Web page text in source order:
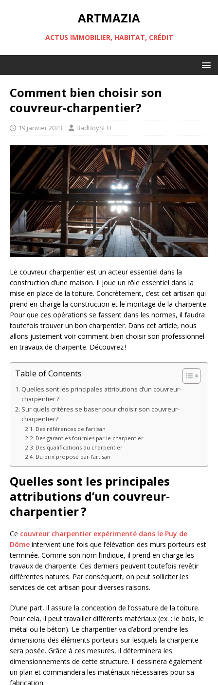
ARTMAZIA
ACTUS IMMOBILIER, HABITAT, CRÉDIT
Comment bien choisir son
couvreur-charpentier?
19 janvier 2023 BadBoySEO
Le couvreur charpentier est un acteur essentiel dans la
construction d’une maison. Il joue un rôle essentiel dans la
mise en place de la toiture. Concrètement, c’est cet artisan qui
prend en charge la construction et le montage de la charpente.
Pour que ces opérations se fassent dans les normes, il faudra
toutefois trouver un bon charpentier. Dans cet article, nous
allons justement voir comment bien choisir son professionnel
en travaux de charpente. Découvrez !
Table of Contents
Quelles sont les principales attributions d’un couvreur-
charpentier ?
Sur quels critères se baser pour choisir son couvreur-
charpentier?
Des références de l’artisan
Des garanties fournies par le charpentier
Des qualifications du charpentier
Du prix proposé par l’artisan
Quelles sont les principales
attributions d’un couvreur-
charpentier ?
Ce couvreur charpentier expérimenté dans le Puy de
Dôme intervient une fois que l’élévation des murs porteurs est
terminée. Comme son nom l’indique, il prend en charge les
travaux de charpente. Ces derniers peuvent toutefois revêtir
différentes natures. Par conséquent, on peut solliciter les
services de cet artisan pour diverses raisons.
D’une part, il assure la conception de l’ossature de la toiture.
Pour cela, il peut travailler différents matériaux (ex. : le bois, le
métal ou le béton). Le charpentier va d’abord prendre les
dimensions des éléments porteurs sur lesquels la charpente
sera posée. Grâce à ces mesures, il déterminera les
dimensionnements de cette structure. Il dessinera également
un plan et commandera les matériaux nécessaires pour sa
fabrication.